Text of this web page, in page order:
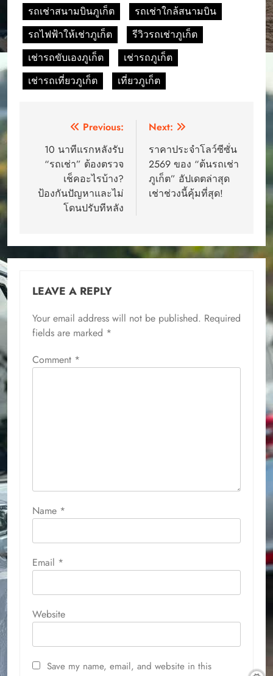
รถเช่าสนามบินภูเก็ต
รถเช่าใกล้สนามบิน
รถไฟฟ้าให้เช่าภูเก็ต
รีวิวรถเช่าภูเก็ต
เช่ารถขับเองภูเก็ต
เช่ารถภูเก็ต
เช่ารถเที่ยวภูเก็ต
เที่ยวภูเก็ต
navigation
Previous:
10 นาทีแรกหลังรับ
“รถเช่า” ต้องตรวจ
เช็คอะไรบ้าง?
ป้องกันปัญหาและไม่
โดนปรับทีหลัง
Next:
ราคาประจำโลว์ซีซั่น
2569 ของ “ต้นรถเช่า
ภูเก็ต” อัปเดตล่าสุด
เช่าช่วงนี้คุ้มที่สุด!
LEAVE A REPLY
Your email address will not be published. Required
fields are marked *
Comment *
Name *
Email *
Website
Save my name, email, and website in this